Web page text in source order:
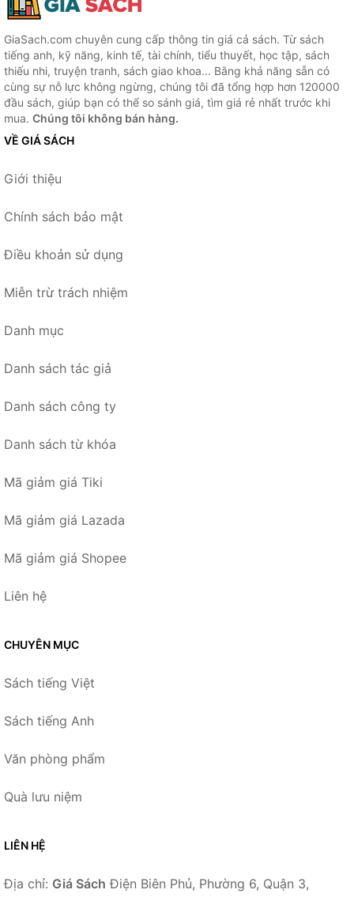
GiaSach.com chuyên cung cấp thông tin giá cả sách. Từ sách
tiếng anh, kỹ năng, kinh tế, tài chính, tiểu thuyết, học tập, sách
thiếu nhi, truyện tranh, sách giao khoa... Bằng khả năng sẵn có
cùng sự nỗ lực không ngừng, chúng tôi đã tổng hợp hơn 120000
đầu sách, giúp bạn có thể so sánh giá, tìm giá rẻ nhất trước khi
mua. Chúng tôi không bán hàng.
VỀ GIÁ SÁCH
Giới thiệu
Chính sách bảo mật
Điều khoản sử dụng
Miễn trừ trách nhiệm
Danh mục
Danh sách tác giả
Danh sách công ty
Danh sách từ khóa
Mã giảm giá Tiki
Mã giảm giá Lazada
Mã giảm giá Shopee
Liên hệ
CHUYÊN MỤC
Sách tiếng Việt
Sách tiếng Anh
Văn phòng phẩm
Quà lưu niệm
LIÊN HỆ
Địa chỉ: Giá Sách Điện Biên Phủ, Phường 6, Quận 3,